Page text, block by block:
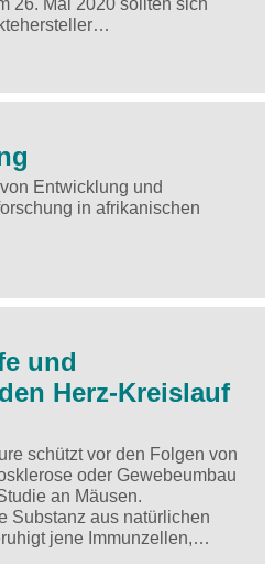
26. Mai 2020 sollten sich
Entwicklung und
in afrikanischen
und
Herz-Kreislauf
schützt vor den Folgen von
oder Gewebeumbau
an Mäusen.
Substanz aus natürlichen
jene Immunzellen,…